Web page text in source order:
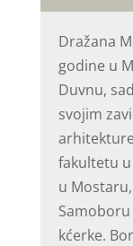
Dražana
godine u
Duvnu,
svojim
fakultetu
u
kćerke.